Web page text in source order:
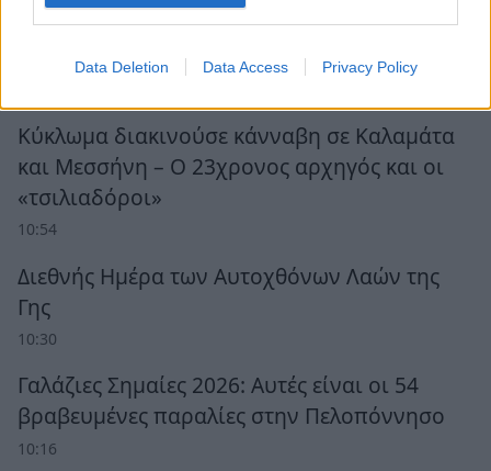
Data Deletion Data Access Privacy Policy
Ροή Ειδήσεων
Κύκλωμα διακινούσε κάνναβη σε Καλαμάτα
και Μεσσήνη – Ο 23χρονος αρχηγός και οι
«τσιλιαδόροι»
10:54
Διεθνής Ημέρα των Αυτοχθόνων Λαών της
Γης
10:30
Γαλάζιες Σημαίες 2026: Αυτές είναι οι 54
βραβευμένες παραλίες στην Πελοπόννησο
10:16